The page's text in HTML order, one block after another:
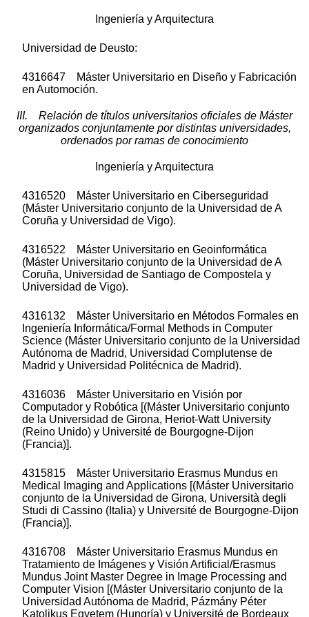
Ingeniería y Arquitectura
Universidad de Deusto:
4316647 Máster Universitario en Diseño y Fabricación
en Automoción.
III. Relación de títulos universitarios oficiales de Máster
organizados conjuntamente por distintas universidades,
ordenados por ramas de conocimiento
Ingeniería y Arquitectura
4316520 Máster Universitario en Ciberseguridad
(Máster Universitario conjunto de la Universidad de A
Coruña y Universidad de Vigo).
4316522 Máster Universitario en Geoinformática
(Máster Universitario conjunto de la Universidad de A
Coruña, Universidad de Santiago de Compostela y
Universidad de Vigo).
4316132 Máster Universitario en Métodos Formales en
Ingeniería Informática/Formal Methods in Computer
Science (Máster Universitario conjunto de la Universidad
Autónoma de Madrid, Universidad Complutense de
Madrid y Universidad Politécnica de Madrid).
4316036 Máster Universitario en Visión por
Computador y Robótica [(Máster Universitario conjunto
de la Universidad de Girona, Heriot-Watt University
(Reino Unido) y Université de Bourgogne-Dijon
(Francia)].
4315815 Máster Universitario Erasmus Mundus en
Medical Imaging and Applications [(Máster Universitario
conjunto de la Universidad de Girona, Università degli
Studi di Cassino (Italia) y Université de Bourgogne-Dijon
(Francia)].
4316708 Máster Universitario Erasmus Mundus en
Tratamiento de Imágenes y Visión Artificial/Erasmus
Mundus Joint Master Degree in Image Processing and
Computer Vision [(Máster Universitario conjunto de la
Universidad Autónoma de Madrid, Pázmány Péter
Katolikus Egyetem (Hungría) y Université de Bordeaux